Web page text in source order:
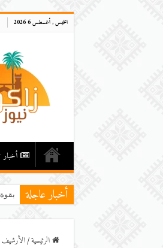
الخميس , أغسطس 6 2026
أخبار
أخبار عاجلة بقوة 4.8 على سلم ريختر..تسجيل هزة أرضية ف
الرئيسية/اﻷرشيف